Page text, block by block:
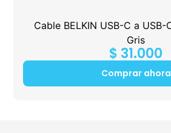
Cable BELKIN USB-C a USB-
Gris
$ 31.000
Comprar ahora